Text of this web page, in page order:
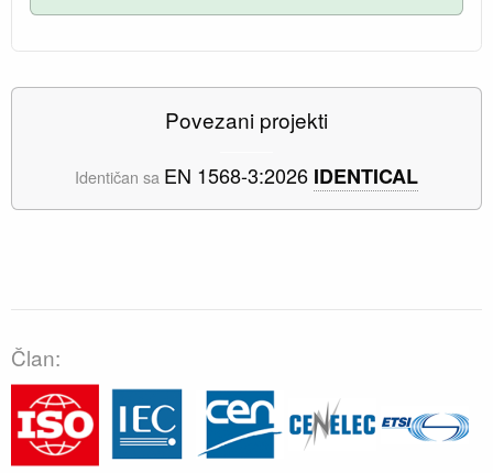
Povezani projekti
Identičan sa EN 1568-3:2026 IDENTICAL
Član: